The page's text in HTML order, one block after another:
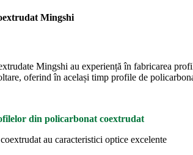
Mingshi
Mingshi au experiență în fabricarea
oferind în același timp profile de
din policarbonat coextrudat
au caracteristici optice excelente